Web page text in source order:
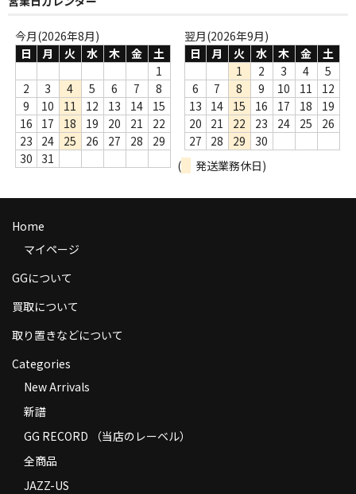
Privacy Policy
特定商取引法に基づく表示
Contact
今月(2026年8月)
日
月 火 水 木 金
土
1
2
3 4 5 6 7
8
9
10 11 12 13 14
15
16
17 18 19 20 21
22
23
24 25 26 27 28
29
30
31
翌月(2026年9月)
日
月 火 水 木 金
土
1
2 3 4
5
6
7 8 9 10 11
12
13
14 15 16 17 18
19
20
21 22 23 24 25
26
27
28 29
30
(
発送業務休日)
Home
マイページ
GGについて
買取について
取り置きなどについて
Categories
New Arrivals
新譜
GG RECORD （当店のレーベル）
全商品
JAZZ-US